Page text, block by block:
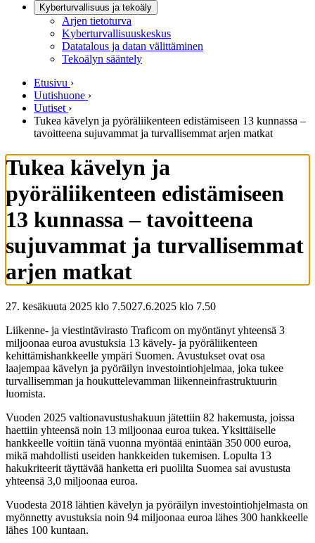
Kyberturvallisuus ja tekoäly
Arjen tietoturva
Kyberturvallisuuskeskus
Datatalous ja datan välittäminen
Tekoälyn sääntely
Etusivu ›
Uutishuone ›
Uutiset ›
Tukea kävelyn ja pyöräliikenteen edistämiseen 13 kunnassa –
tavoitteena sujuvammat ja turvallisemmat arjen matkat
Tukea kävelyn ja
pyöräliikenteen edistämiseen
13 kunnassa – tavoitteena
sujuvammat ja turvallisemmat
arjen matkat
27. kesäkuuta 2025 klo 7.5027.6.2025 klo 7.50
Liikenne- ja viestintävirasto Traficom on myöntänyt yhteensä 3
miljoonaa euroa avustuksia 13 kävely- ja pyöräliikenteen
kehittämishankkeelle ympäri Suomen. Avustukset ovat osa
laajempaa kävelyn ja pyöräilyn investointiohjelmaa, joka tukee
turvallisemman ja houkuttelevamman liikenneinfrastruktuurin
luomista.
Vuoden 2025 valtionavustushakuun jätettiin 82 hakemusta, joissa
haettiin yhteensä noin 13 miljoonaa euroa tukea. Yksittäiselle
hankkeelle voitiin tänä vuonna myöntää enintään 350 000 euroa,
mikä mahdollisti useiden hankkeiden tukemisen. Lopulta 13
hakukriteerit täyttävää hanketta eri puolilta Suomea sai avustusta
yhteensä 3,0 miljoonaa euroa.
Vuodesta 2018 lähtien kävelyn ja pyöräilyn investointiohjelmasta on
myönnetty avustuksia noin 94 miljoonaa euroa lähes 300 hankkeelle
lähes 100 kuntaan.